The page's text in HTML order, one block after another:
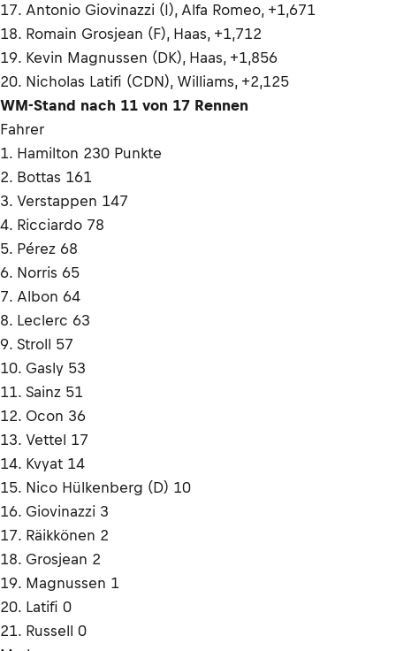
17. Antonio Giovinazzi (I), Alfa Romeo, +1,671
18. Romain Grosjean (F), Haas, +1,712
19. Kevin Magnussen (DK), Haas, +1,856
20. Nicholas Latifi (CDN), Williams, +2,125
WM-Stand nach 11 von 17 Rennen
Fahrer
1. Hamilton 230 Punkte
2. Bottas 161
3. Verstappen 147
4. Ricciardo 78
5. Pérez 68
6. Norris 65
7. Albon 64
8. Leclerc 63
9. Stroll 57
10. Gasly 53
11. Sainz 51
12. Ocon 36
13. Vettel 17
14. Kvyat 14
15. Nico Hülkenberg (D) 10
16. Giovinazzi 3
17. Räikkönen 2
18. Grosjean 2
19. Magnussen 1
20. Latifi 0
21. Russell 0